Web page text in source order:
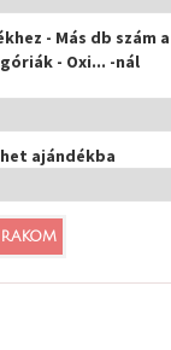
- Más db szám a
- Oxi... -nál
ajándékba